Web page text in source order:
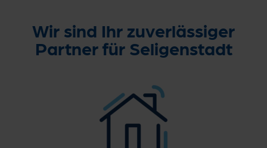
Wir sind Ihr zuverlässiger
Partner für Seligenstadt